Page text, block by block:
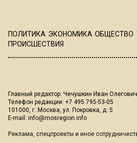
ПОЛИТИКА ЭКОНОМИКА ОБЩЕСТВО
ПРОИСШЕСТВИЯ
Главный редактор: Чечушкин Иван
Телефон редакции: +7 495 795-53-05
101000, г. Москва, ул. Покровка, д. 5
E-mail: info@mosregion.info
Реклама, спецпроекты и иное